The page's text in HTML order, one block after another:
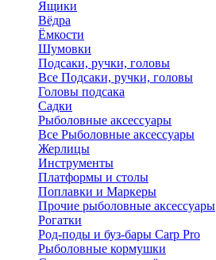
Ящики
Вёдра
Ёмкости
Шумовки
Подсаки, ручки, головы
Все Подсаки, ручки, головы
Головы подсака
Садки
Рыболовные аксессуары
Все Рыболовные аксессуары
Жерлицы
Инструменты
Платформы и столы
Поплавки и Маркеры
Прочие рыболовные аксессуары
Рогатки
Род-поды и буз-бары Carp Pro
Рыболовные кормушки